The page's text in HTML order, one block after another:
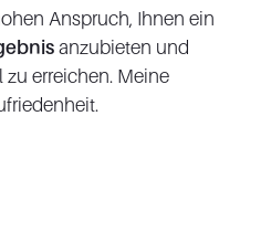
Anspruch, Ihnen ein
anzubieten und
zu erreichen. Meine